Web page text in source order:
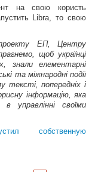
на свою користь
Libra, то свою
ЕП, Центру
щоб українці
знали елементарні
та міжнародні події
тексті, попередніх і
інформацію, яка
управлінні своїми
собственную